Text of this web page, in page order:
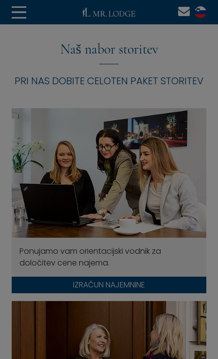
Naš nabor storitev
PRI NAS DOBITE CELOTEN PAKET STORITEV
Ponujamo vam orientacijski vodnik za
določitev cene najema.
IZRAČUN NAJEMNINE